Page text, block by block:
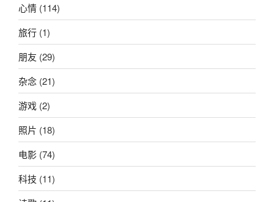
心情 (114)
旅行 (1)
朋友 (29)
杂念 (21)
游戏 (2)
照片 (18)
电影 (74)
科技 (11)